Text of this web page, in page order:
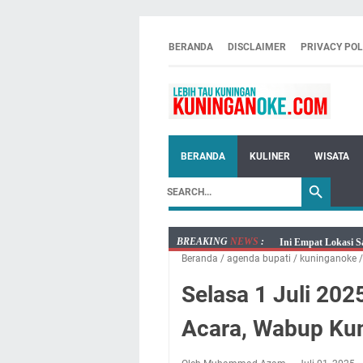
BERANDA DISCLAIMER PRIVACY
BERANDA KULINER WISATA
BREAKING NEWS :
Ini Empat Lokasi
Jumat 7 Agustus
Embun Pagi
Tetap Berjalan
Salat Lima Waktu
Menenangkan, Ini
Beranda / agenda bupati / kuninganoke /
Selasa 1 Juli
Acara, Wabup